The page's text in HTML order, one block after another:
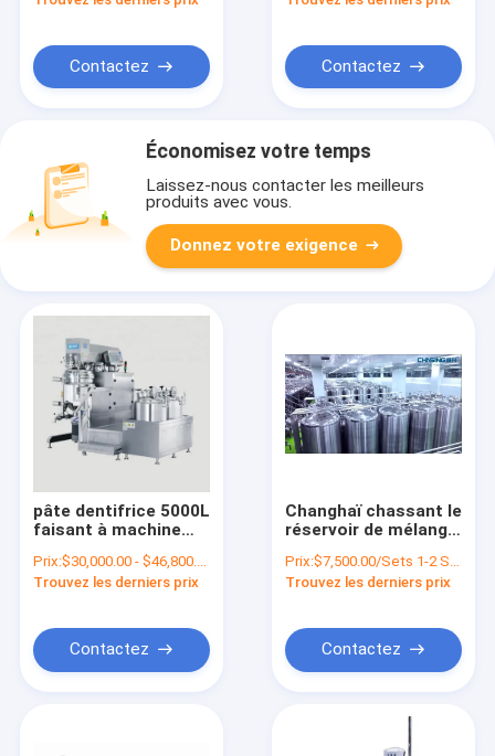
Contactez Contactez
Économisez votre temps
Laissez-nous contacter les meilleurs
produits avec vous.
Donnez votre exigence
pâte dentifrice 5000L
faisant à machine
d'émulsifiant de pâte
dentifrice
Prix:$30,000.00 - $46,800.00/Sets
Trouvez les derniers prix
Contactez
Changhaï chassant le
réservoir de mélange
l'agitateur
Prix:$7,500.00/Sets 1-2 Sets
Trouvez les derniers prix
Contactez